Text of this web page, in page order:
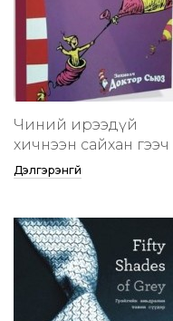
Чиний ирээдүй
хичнээн сайхан гээч
Дэлгэрэнгүй